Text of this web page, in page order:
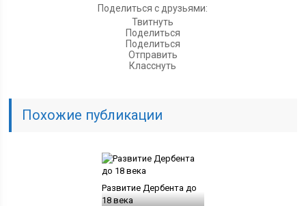
Поделиться с друзьями:
Твитнуть
Поделиться
Поделиться
Отправить
Класснуть
Похожие публикации
Развитие Дербента до
18 века